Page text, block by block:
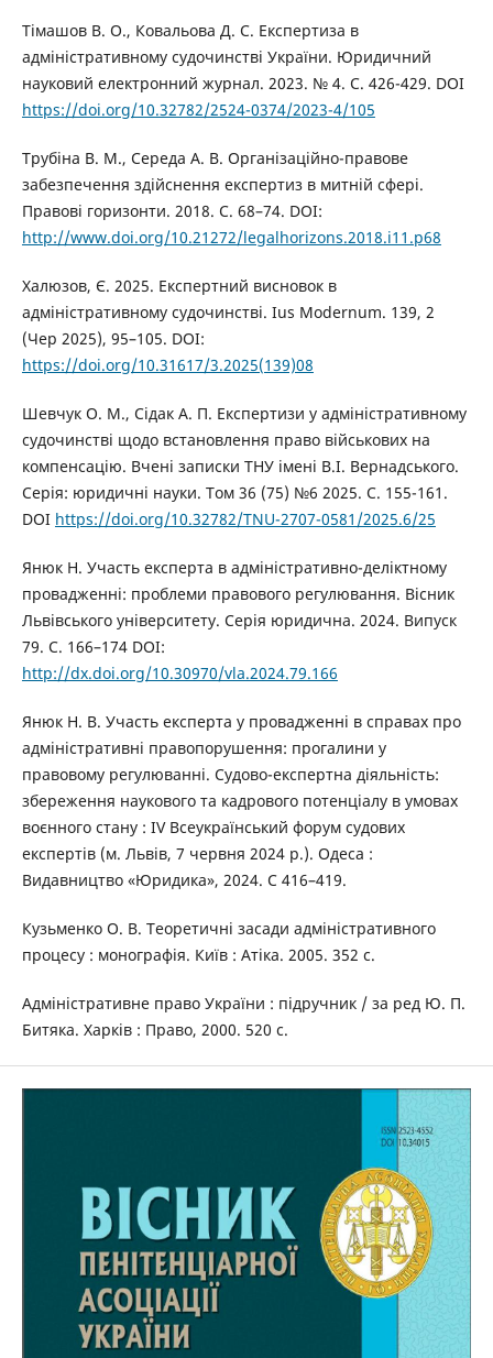
Тімашов В. О., Ковальова Д. С. Експертиза в
адміністративному судочинстві України. Юридичний
науковий електронний журнал. 2023. № 4. С. 426-429. DOI
https://doi.org/10.32782/2524-0374/2023-4/105
Трубіна В. М., Середа А. В. Організаційно-правове
забезпечення здійснення експертиз в митній сфері.
Правові горизонти. 2018. С. 68–74. DOI:
http://www.doi.org/10.21272/legalhorizons.2018.i11.p68
Халюзов, Є. 2025. Експертний висновок в
адміністративному судочинстві. Ius Modernum. 139, 2
(Чер 2025), 95–105. DOI:
https://doi.org/10.31617/3.2025(139)08
Шевчук О. М., Сідак А. П. Експертизи у адміністративному
судочинстві щодо встановлення право військових на
компенсацію. Вчені записки ТНУ імені В.І. Вернадського.
Серія: юридичні науки. Том 36 (75) №6 2025. С. 155-161.
DOI https://doi.org/10.32782/TNU-2707-0581/2025.6/25
Янюк Н. Участь експерта в адміністративно-деліктному
провадженні: проблеми правового регулювання. Вісник
Львівського університету. Серія юридична. 2024. Випуск
79. С. 166–174 DOI:
http://dx.doi.org/10.30970/vla.2024.79.166
Янюк Н. В. Участь експерта у провадженні в справах про
адміністративні правопорушення: прогалини у
правовому регулюванні. Судово-експертна діяльність:
збереження наукового та кадрового потенціалу в умовах
воєнного стану : IV Всеукраїнський форум судових
експертів (м. Львів, 7 червня 2024 р.). Одеса :
Видавництво «Юридика», 2024. С 416–419.
Кузьменко О. В. Теоретичні засади адміністративного
процесу : монографія. Київ : Атіка. 2005. 352 с.
Адміністративне право України : підручник / за ред Ю. П.
Битяка. Харків : Право, 2000. 520 с.